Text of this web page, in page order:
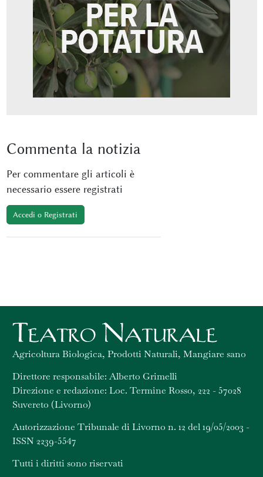
Commenta la notizia
Per commentare gli articoli è
necessario essere registrati
Accedi o Registrati
Agricoltura Biologica, Prodotti Naturali, Mangiare sano
Direttore responsabile: Alberto Grimelli
Direzione e redazione: Loc. Termine Rosso, 222 - 57028
Suvereto (Livorno)
Autorizzazione Tribunale di Livorno n. 12 del 19/05/2003 -
ISSN 2239-5547
Tutti i diritti sono riservati